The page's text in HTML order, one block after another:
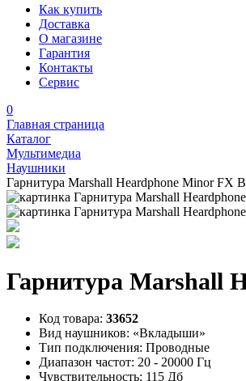
Как купить
Доставка
О магазине
Гарантия
Контакты
Сервис
0
Главная страница
Каталог
Мультимедиа
Наушники
Гарнитура Marshall Heardphone Minor FX
Гарнитура Marshall
Код товара: 33652
Вид наушников: «Вкладыши»
Тип подключения: Проводные
Диапазон частот: 20 - 20000 Гц
Чувствительность: 115 Дб